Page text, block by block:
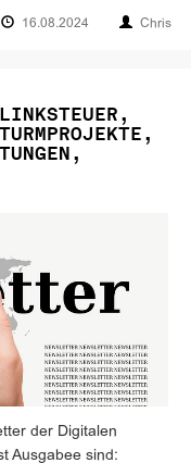
16.08.2024 Chris
der Digitalen
Ausgabee sind: